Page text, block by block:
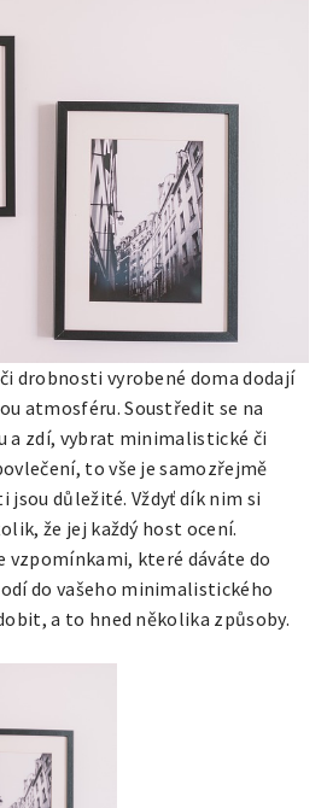
drobnosti vyrobené doma dodají
atmosféru. Soustředit se na
a zdí, vybrat minimalistické či
to vše je samozřejmě
důležité. Vždyť dík nim si
že jej každý host ocení.
které dáváte do
do vašeho minimalistického
a to hned několika způsoby.